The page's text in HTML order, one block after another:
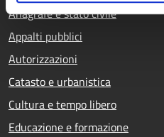
Anagrafe e stato civile
Appalti pubblici
Autorizzazioni
Catasto e urbanistica
Cultura e tempo libero
Educazione e formazione